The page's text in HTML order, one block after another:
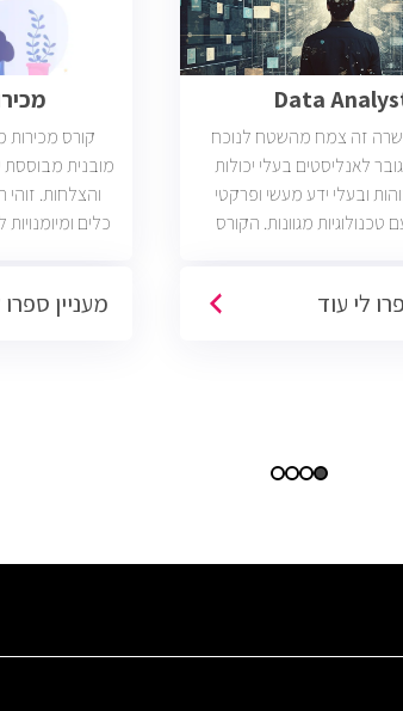
Data
זה צמח מהשטח לנוכח
לאנליסטים בעלי יכולות
ובעלי ידע מעשי ופרקטי
טכנולוגיות מגוונות. הקורס
והתפקיד מתאים לעבודה
לי עוד
קורס
מובנית מבוססת
והצלחות.
כלים
הסוגים
מעניין